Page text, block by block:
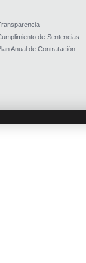
de Sentencias
Anual de Contratación